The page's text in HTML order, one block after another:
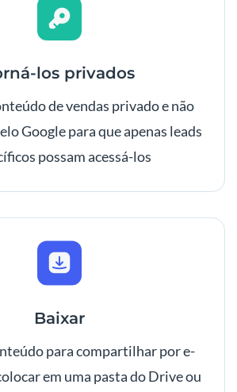
los privados
de vendas privado e não
Google para que apenas leads
possam acessá-los
Baixar
para compartilhar por e-
em uma pasta do Drive ou